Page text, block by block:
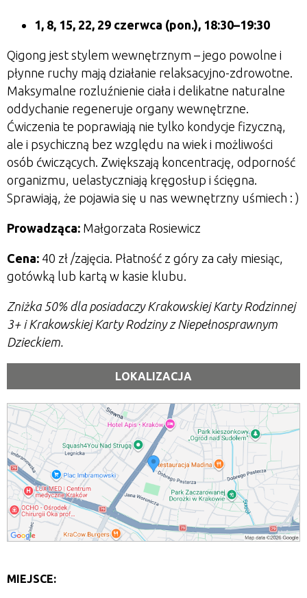
1, 8, 15, 22, 29 czerwca (pon.), 18:30–19:30
Qigong jest stylem wewnętrznym – jego powolne i
płynne ruchy mają działanie relaksacyjno-zdrowotne.
Maksymalne rozluźnienie ciała i delikatne naturalne
oddychanie regeneruje organy wewnętrzne.
Ćwiczenia te poprawiają nie tylko kondycje fizyczną,
ale i psychiczną bez względu na wiek i możliwości
osób ćwiczących. Zwiększają koncentrację, odporność
organizmu, uelastyczniają kręgosłup i ścięgna.
Sprawiają, że pojawia się u nas wewnętrzny uśmiech : )
Prowadząca: Małgorzata Rosiewicz
Cena: 40 zł /zajęcia. Płatność z góry za cały miesiąc,
gotówką lub kartą w kasie klubu.
Zniżka 50% dla posiadaczy Krakowskiej Karty Rodzinnej
3+ i Krakowskiej Karty Rodziny z Niepełnosprawnym
Dzieckiem.
LOKALIZACJA
MIEJSCE: